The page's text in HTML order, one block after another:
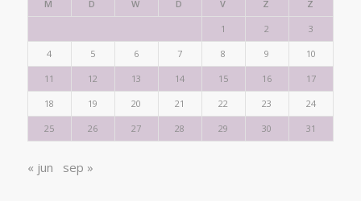
M D W D V Z Z
1 2 3
4 5 6 7 8 9 10
11 12 13 14 15 16 17
18 19 20 21 22 23 24
25 26 27 28 29 30 31
« jun sep »